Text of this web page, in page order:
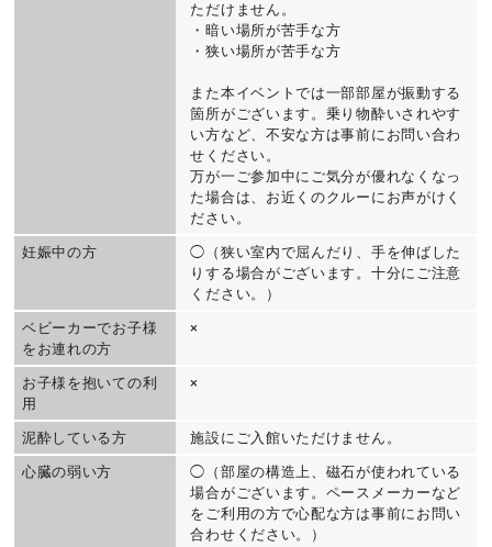
ただけません。
・暗い場所が苦手な方
・狭い場所が苦手な方
また本イベントでは一部部屋が振動する
箇所がございます。乗り物酔いされやす
い方など、不安な方は事前にお問い合わ
せください。
万が一ご参加中にご気分が優れなくなっ
た場合は、お近くのクルーにお声がけく
ださい。
妊娠中の方
◯（狭い室内で屈んだり、手を伸ばした
りする場合がございます。十分にご注意
ください。）
ベビーカーでお子様
をお連れの方
×
お子様を抱いての利
用
×
泥酔している方 施設にご入館いただけません。
心臓の弱い方
◯（部屋の構造上、磁石が使われている
場合がございます。ペースメーカーなど
をご利用の方で心配な方は事前にお問い
合わせください。）